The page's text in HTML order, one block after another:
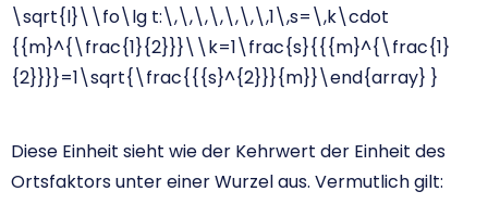
\sqrt{l}\\fo\lg t:\,\,\,\,\,\,\,1\,s=\,k\cdot
{{m}^{\frac{1}{2}}}\\k=1\frac{s}{{{m}^{\frac{1}
{2}}}}=1\sqrt{\frac{{{s}^{2}}}{m}}\end{array} }
Diese Einheit sieht wie der Kehrwert der Einheit des
Ortsfaktors unter einer Wurzel aus. Vermutlich gilt: